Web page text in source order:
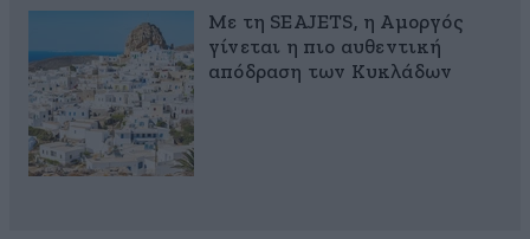
Με τη SEAJETS, η Αμοργός
γίνεται η πιο αυθεντική
απόδραση των Κυκλάδων